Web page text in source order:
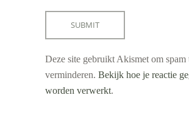
Deze site gebruikt Akismet om spam
verminderen. Bekijk hoe je reactie
worden verwerkt.